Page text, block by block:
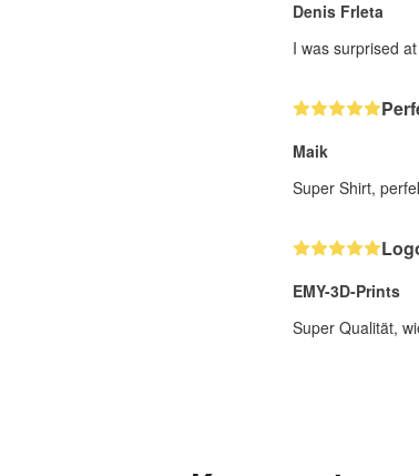
Denis Frleta
I was surprised
Maik
Super Shirt,
EMY-3D-Prints
Super Qualität,